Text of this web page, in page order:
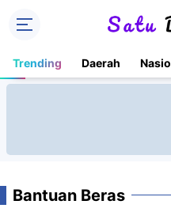
Trending Daerah
Bantuan Beras